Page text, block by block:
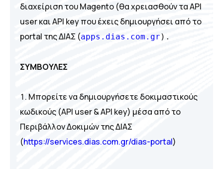
διαχείριση του Magento (θα χρειασθούν τα API
user και API key που έχεις δημιουργήσει από το
portal της ΔΙΑΣ (apps.dias.com.gr).
ΣΥΜΒΟΥΛΕΣ
Μπορείτε να δημιουργήσετε δοκιμαστικούς
κωδικούς (API user & API key) μέσα από το
Περιβάλλον Δοκιμών της ΔΙΑΣ
(https://services.dias.com.gr/dias-portal)